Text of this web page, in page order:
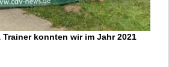
Trainer konnten wir im Jahr 2021